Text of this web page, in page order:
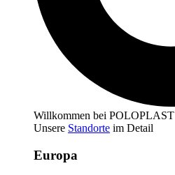
Willkommen bei POLOPLAST
Unsere Standorte im Detail
Europa